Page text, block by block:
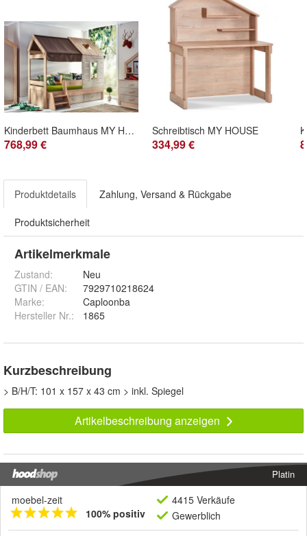
Kinderbett Baumhaus MY HOUSE, 90x200cm
768,99 €
Schreibtisch MY HOUSE
334,99 €
Produktdetails Zahlung, Versand & Rückgabe
Produktsicherheit
Artikelmerkmale
Zustand:
Neu
GTIN / EAN:
7929710218624
Marke:
Caploonba
Hersteller Nr.:
1865
Kurzbeschreibung
> B/H/T: 101 x 157 x 43 cm > inkl. Spiegel
Artikelbeschreibung anzeigen
Platin
moebel-zeit
100% positiv
4415 Verkäufe
Gewerblich